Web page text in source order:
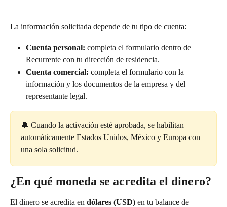
La información solicitada depende de tu tipo de cuenta:
Cuenta personal: completa el formulario dentro de
Recurrente con tu dirección de residencia.
Cuenta comercial: completa el formulario con la
información y los documentos de la empresa y del
representante legal.
🔔 Cuando la activación esté aprobada, se habilitan
automáticamente Estados Unidos, México y Europa con
una sola solicitud.
¿En qué moneda se acredita el dinero?
El dinero se acredita en dólares (USD) en tu balance de